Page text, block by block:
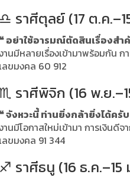
♎ ราศีตุลย์ (17 ต.ค
❝ อย่าใช้อารมณ์ตัดสินเรื่องสำ
านมีหลายเรื่องเข้ามาพร้อมกัน ก
เลขมงคล 60 912
♏ ราศีพิจิก (16 พ.ย
❝ จังหวะนี้ ท่านยิ่งกล้ายิ่งได้ครั
านมีโอกาสใหม่เข้ามา การเงินดี
เลขมงคล 91 344
♐ ราศีธนู (16 ธ.ค.–15